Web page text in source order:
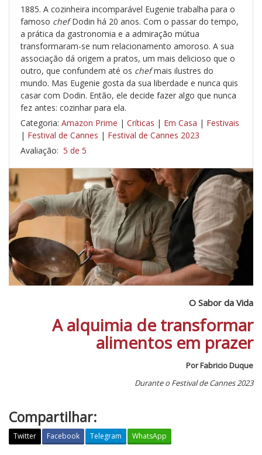
1885. A cozinheira incomparável Eugenie trabalha para o
famoso chefDodin há 20 anos. Com o passar do tempo,
a prática da gastronomia e a admiração mútua
transformaram-se num relacionamento amoroso. A sua
associação dá origem a pratos, um mais delicioso que o
outro, que confundem até os chefmais ilustres do
mundo. Mas Eugenie gosta da sua liberdade e nunca quis
casar com Dodin. Então, ele decide fazer algo que nunca
fez antes: cozinhar para ela.
Categoria: Amazon Prime | Críticas | Em Casa | Festivais
| Festival de Cannes | Festival de Cannes 2023
Avaliação: 5 de 5
O Sabor da Vida
A alquimia de transformar
alimentos em prazer
Por Fabricio Duque
Durante o Festival de Cannes 2023
Compartilhar:
Twitter Facebook Telegram WhatsApp